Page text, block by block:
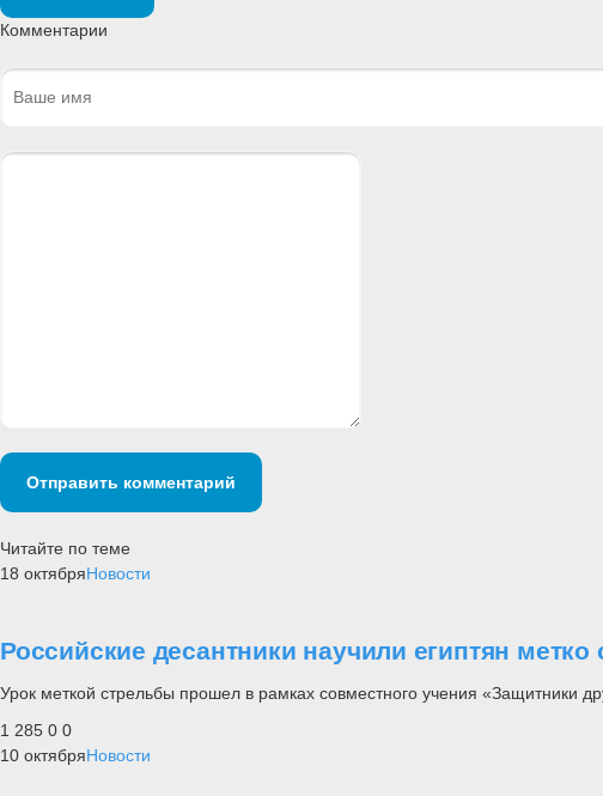
Комментарии
Отправить комментарий
Читайте по теме
18 октябряНовости
Российские десантники научили египтян метко
Урок меткой стрельбы прошел в рамках совместного учения «Защитники
1 285 0 0
10 октябряНовости